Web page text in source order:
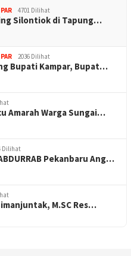
4701 Dilihat
Silontiok di Tapung…
2036 Dilihat
Bupati Kampar, Bupat…
Amarah Warga Sungai…
Dilihat
Pekanbaru Ang…
M.SC Res…